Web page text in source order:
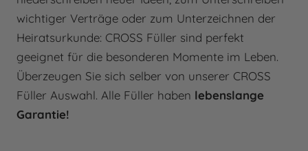
wichtiger Verträge oder zum Unterzeichnen der
Heiratsurkunde: CROSS Füller sind perfekt
geeignet für die besonderen Momente im Leben.
Überzeugen Sie sich selber von unserer CROSS
Füller Auswahl. Alle Füller haben lebenslange
Garantie!